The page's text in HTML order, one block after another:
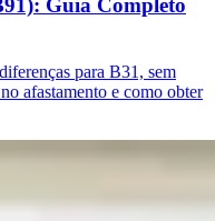
para B31, sem
afastamento e como obter